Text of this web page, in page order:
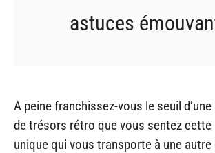
astuces
A peine franchissez-vous le seuil
de trésors rétro que vous sentez cette
unique qui vous transporte à une